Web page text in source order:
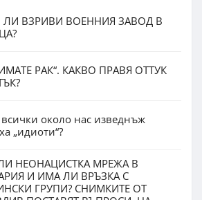
ВЗРИВИ ВОЕННИЯ ЗАВОД В
РАК“. КАКВО ПРАВЯ ОТТУК
около нас изведнъж
„идиоти“?
НЕОНАЦИСТКА МРЕЖА В
И ИМА ЛИ ВРЪЗКА С
ГРУПИ? СНИМКИТЕ ОТ